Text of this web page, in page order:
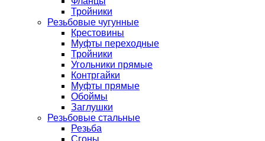
Тройники
Резьбовые чугунные
Крестовины
Муфты переходные
Тройники
Угольники прямые
Контргайки
Муфты прямые
Обоймы
Заглушки
Резьбовые стальные
Резьба